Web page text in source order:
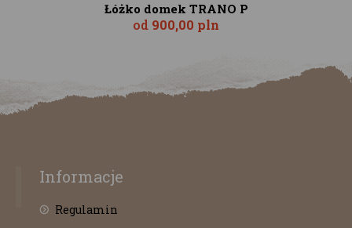
Łóżko domek TRANO P
od 900,00 pln
Informacje
Regulamin